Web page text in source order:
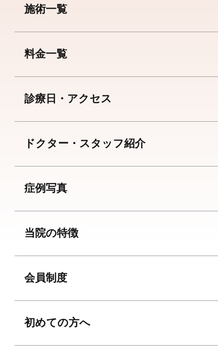
施術一覧
料金一覧
診療日・アクセス
ドクター・スタッフ紹介
症例写真
当院の特徴
会員制度
初めての方へ